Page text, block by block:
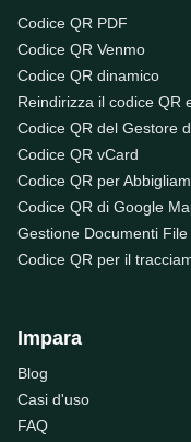
Codice QR PDF
Codice QR Venmo
Codice QR dinamico
Reindirizza il codice QR
Codice QR del Gestore
Codice QR vCard
Codice QR per
Codice QR di Google
Gestione Documenti File
Codice QR per il
Impara
Blog
Casi d'uso
FAQ